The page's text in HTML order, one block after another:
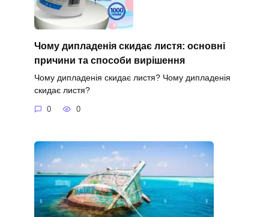
Чому дипладенія скидає листя: основні
причини та способи вирішення
Чому дипладенія скидає листя? Чому дипладенія
скидає листя?
0 0